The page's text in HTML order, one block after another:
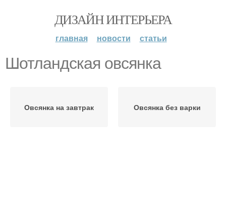
ДИЗАЙН ИНТЕРЬЕРА
главная новости статьи
Шотландская овсянка
Овсянка на завтрак Овсянка без варки